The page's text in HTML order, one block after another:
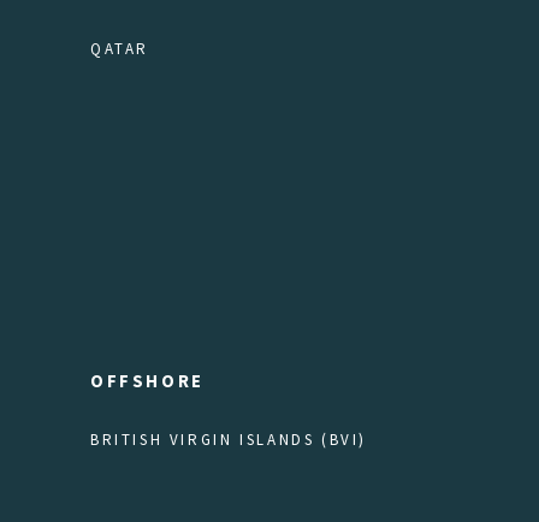
QATAR
OFFSHORE
BRITISH VIRGIN ISLANDS (BVI)